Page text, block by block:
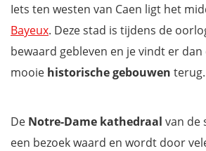
Iets ten westen van Caen ligt het
Bayeux. Deze stad is tijdens de
bewaard gebleven en je vindt er
mooie historische gebouwen terug.
De Notre-Dame kathedraal van de
een bezoek waard en wordt door